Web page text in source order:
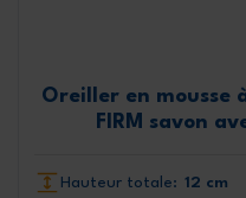
Oreiller en mousse
FIRM savon
Hauteur totale: 12 cm